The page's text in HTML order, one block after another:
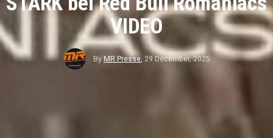
VIDEO
By MR Presse, 29 December, 2025